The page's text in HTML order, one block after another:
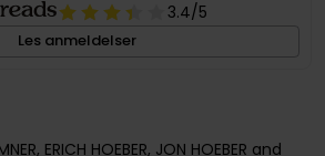
3.4/5
Les anmeldelser
ERICH HOEBER, JON HOEBER and